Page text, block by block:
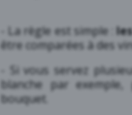
- La règle est simple :
être comparées à des
- Si vous servez
blanche par
bouquet.